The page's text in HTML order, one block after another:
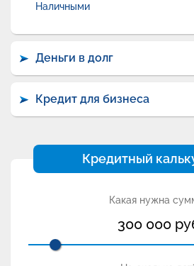
Наличными
Деньги в долг
Кредит для бизнеса
Кредитный
Какая нужна
300 000